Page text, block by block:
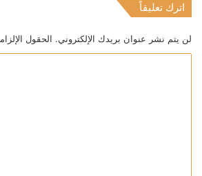
اترك تعليقاً
لن يتم نشر عنوان بريدك الإلكتروني. الحقول